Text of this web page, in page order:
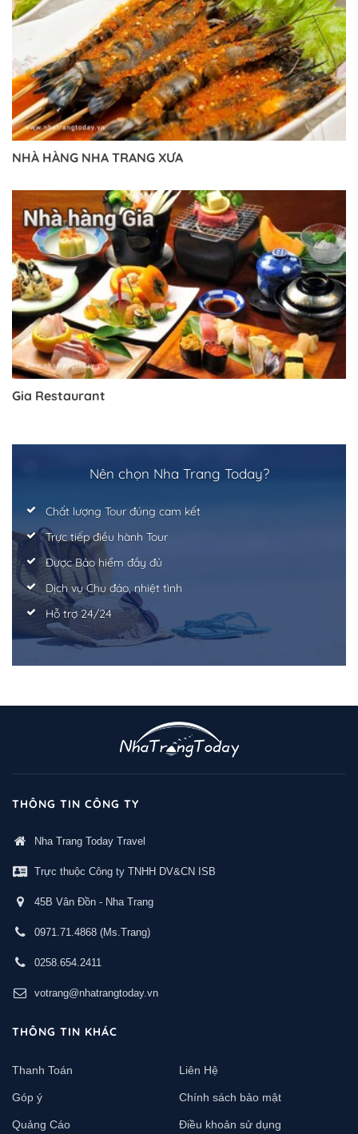
Trở về trang trước đó
NHÀ HÀNG NHA TRANG XƯA
Gia Restaurant
Nên chọn Nha Trang Today?
Chất lượng Tour đúng cam kết
Trực tiếp điều hành Tour
Được Bảo hiểm đầy đủ
Dịch vụ Chu đáo, nhiệt tình
Hỗ trợ 24/24
THÔNG TIN CÔNG TY
Nha Trang Today Travel
Trực thuộc Công ty TNHH DV&CN ISB
45B Vân Đồn - Nha Trang
0971.71.4868 (Ms.Trang)
0258.654.2411
votrang@nhatrangtoday.vn
THÔNG TIN KHÁC
Thanh Toán Liên Hệ
Góp ý Chính sách bảo mật
Quảng Cáo Điều khoản sử dụng